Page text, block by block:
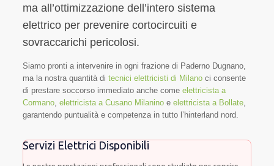
ma all’ottimizzazione dell’intero sistema
elettrico per prevenire cortocircuiti e
sovraccarichi pericolosi.
Siamo pronti a intervenire in ogni frazione di Paderno Dugnano,
ma la nostra quantità ditecnici elettricisti di Milano ci consente
di prestare soccorso immediato anche comeelettricista a
Cormano,elettricista a Cusano Milanino eelettricista a Bollate,
garantendo puntualità e competenza in tutto l’hinterland nord.
Servizi Elettrici Disponibili